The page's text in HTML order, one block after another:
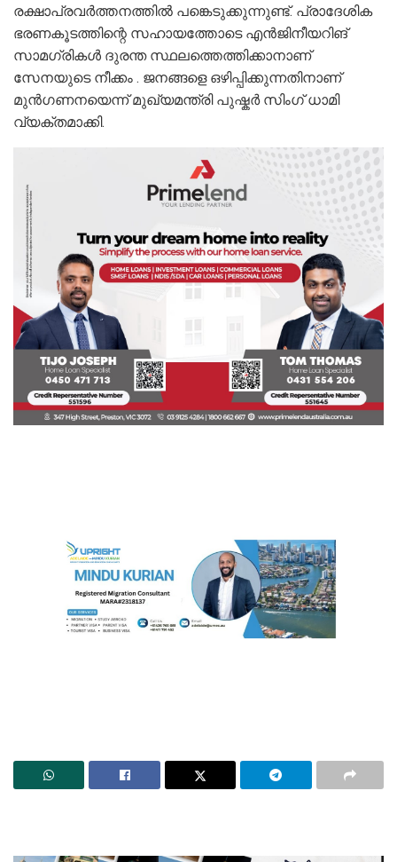
രക്ഷാപ്രവർത്തനത്തിൽ പങ്കെടുക്കുന്നുണ്ട്. പ്രാദേശിക
ഭരണകൂടത്തിന്റെ സഹായത്തോടെ എൻജിനീയറിങ്
സാമഗ്രികൾ ദുരന്ത സ്ഥലത്തെത്തിക്കാനാണ്
സേനയുടെ നീക്കം . ജനങ്ങളെ ഒഴിപ്പിക്കുന്നതിനാണ്
മുന്‍ഗണനയെന്ന് മുഖ്യമന്ത്രി പുഷ്കര്‍ സിംഗ് ധാമി
വ്യക്തമാക്കി.